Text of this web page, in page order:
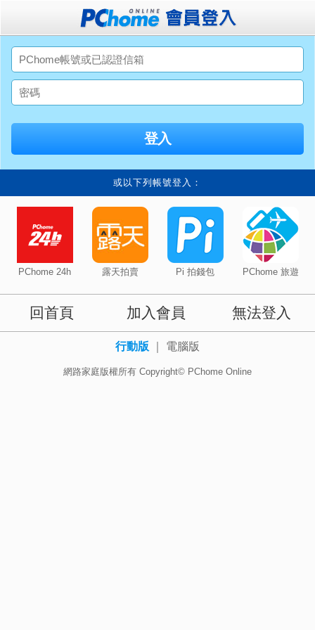
或以下列帳號登入：
PChome 24h 露天拍賣 Pi 拍錢包 PChome 旅遊
回首頁 加入會員 無法登入
行動版 電腦版
網路家庭版權所有 Copyright© PChome Online